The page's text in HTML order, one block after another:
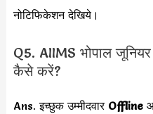
नोटिफिकेशन देखिये।
Q5. AIIMS भोपाल
कैसे करें?
Ans. इच्छुक उम्मीदवार Offline